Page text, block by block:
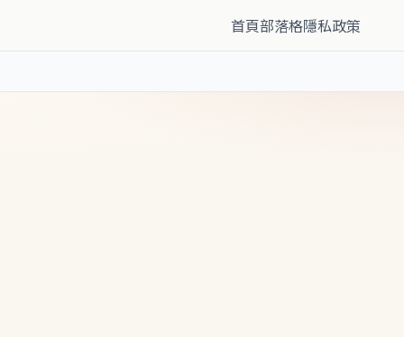
首頁部落格隱私政策